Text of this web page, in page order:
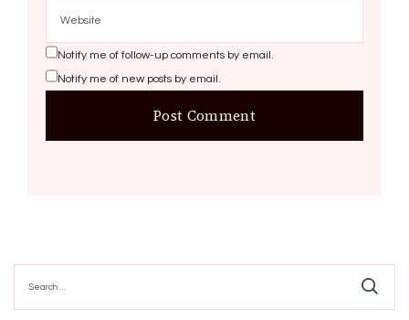
Notify me of follow-up comments by email.
Notify me of new posts by email.
for: